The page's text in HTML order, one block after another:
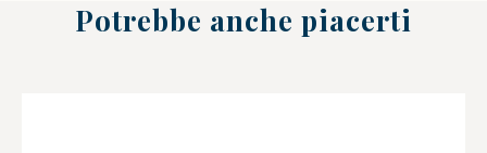
Potrebbe anche piacerti